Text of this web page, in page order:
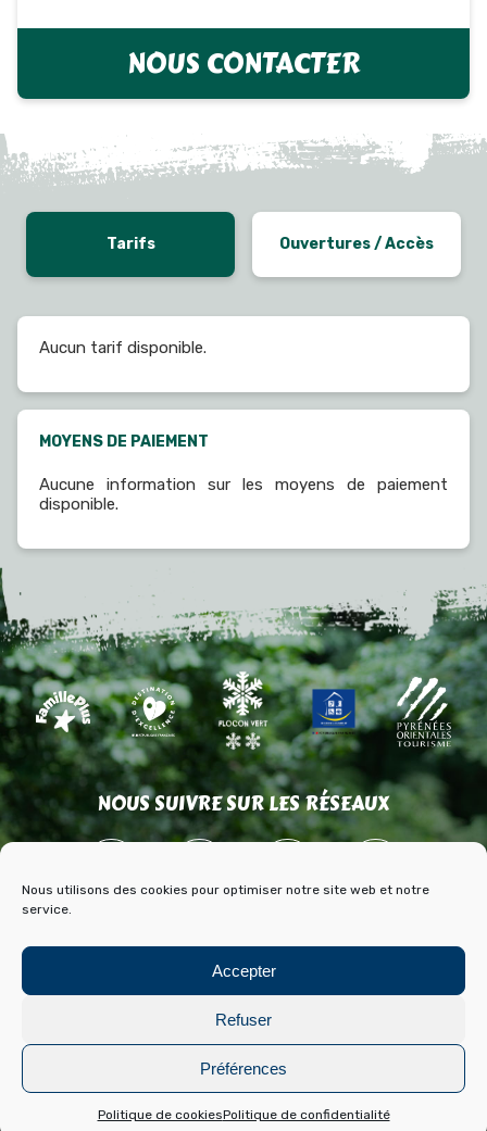
Nous utilisons des cookies pour optimiser notre site web et notre
service.
Accepter
Refuser
Préférences
Politique de cookiesPolitique de confidentialité
NOUS CONTACTER
Tarifs Ouvertures / Accès
Aucun tarif disponible.
MOYENS DE PAIEMENT
Aucune information sur les moyens de paiement
disponible.
NOUS SUIVRE SUR LES RÉSEAUX
CONTACT
PARTENAIRES
PRESSE & MÉDIAS
BLOG HISTOIRE ET ARCHIVES DE FONT ROMEU
Mentions légales
Politique de cookies
Réalisation :Laetimprove